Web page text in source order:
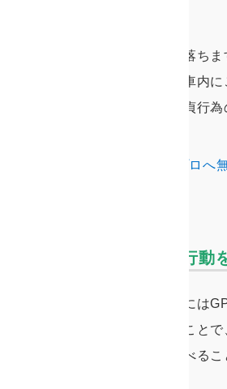
小型カメラはどうしても画質が落ち
ることがメリットです。部屋や車内
かぬ証拠となります。特に、不貞行
浮気の証拠が欲しいなら｜プロ
浮気調査グッズ2. 相手の行動
自分での尾行は難しいという方には
利用して相手の位置情報を得ること
のか、嘘をついていないかを調べるこ